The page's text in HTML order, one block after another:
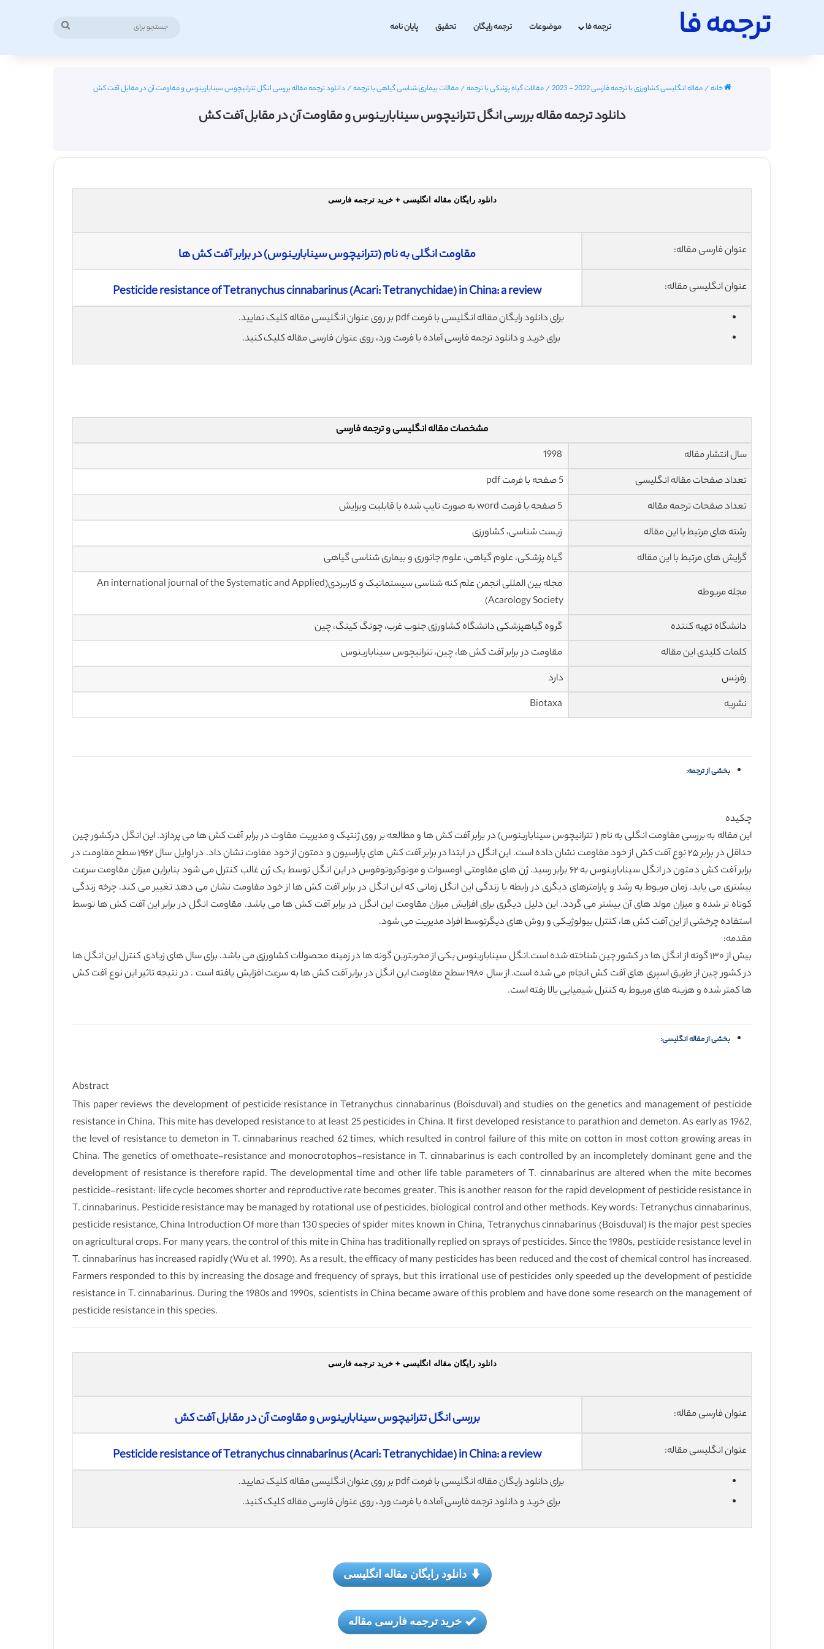
ترجمه فا ترجمه فا موضوعات ترجمه رایگان تحقیق پایان نامه
خانه/مقاله انگلیسی کشاورزی با ترجمه فارسی 2022 - 2023 /مقالات گیاه پزشکی با ترجمه/مقالات بیماری شناسی گیاهی با ترجمه/ دانلود ترجمه مقاله بررسی انگل تترانیچوس سینابارینوس و مقاومت آن در مقابل آفت کش
دانلود ترجمه مقاله بررسی انگل تترانیچوس سینابارینوس و مقاومت آن در مقابل آفت کش
دانلود رایگان مقاله انگلیسی + خرید ترجمه فارسی
عنوان فارسی مقاله: مقاومت انگلی به نام (تترانیچوس سینابارینوس) در برابر آفت کش ها
عنوان انگلیسی مقاله: Pesticide resistance of Tetranychus cinnabarinus (Acari: Tetranychidae) in China: a review
برای دانلود رایگان مقاله انگلیسی با فرمت pdf بر روی عنوان انگلیسی مقاله کلیک نمایید.
برای خرید و دانلود ترجمه فارسی آماده با فرمت ورد، روی عنوان فارسی مقاله کلیک کنید.
مشخصات مقاله انگلیسی و ترجمه فارسی
سال انتشار مقاله
تعداد صفحات مقاله انگلیسی
5 صفحه با فرمت pdf
تعداد صفحات ترجمه مقاله
رشته های مرتبط با این مقاله
زیست شناسی، کشاورزی
گرایش های مرتبط با این مقاله
گیاه پزشکی، علوم گیاهی، علوم جانوری و بیماری شناسی گیاهی
مجله مربوطه
مجله بین المللی انجمن علم کنه شناسی سیستماتیک و کاربردی(An international journal of the Systematic and Applied
Acarology Society)
دانشگاه تهیه کننده
گروه گیاهپزشکی دانشگاه کشاورزی جنوب غرب، چونگ کینگ، چین
کلمات کلیدی این مقاله
مقاومت در برابر آفت کش ها، چین، تترانیچوس سینابارینوس
رفرنس
دارد
نشریه
بخشی از ترجمه:
چکیده
این مقاله به بررسی مقاومت انگلی به نام ( تترانیچوس سینابارینوس) در برابر آفت کش ها و مطالعه بر روی ژنتیک و مدیریت مقاوت در برابر آفت کش ها می پردازد. این انگل درکشور چین
حداقل در برابر ٢۵ نوع آفت کش از خود مقاومت نشان داده است. این انگل در ابتدا در برابر آفت کش های پاراسیون و دمتون از خود مقاوت نشان داد. در اوایل سال ١٩۶٢ سطح مقاومت در
برابر آفت کش دمتون در انگل سینابارینوس به ۶٢ برابر رسید. ژن های مقاومتی اومسوات و مونوکروتوفوس در این انگل توسط یک ژن غالب کنترل می شود بنابراین میزان مقاومت سرعت
بیشتری می یابد. زمان مربوط به رشد و پارامترهای دیگری در رابطه با زندگی این انگل زمانی که این انگل در برابر آفت کش ها از خود مفاومت نشان می دهد تغییر می کند. چرخه زندگی
کوتاه تر شده و میزان مولد های آن بیشتر می گردد. این دلیل دیگری برای افزایش میزان مقاومت این انگل در برابر آفت کش ها می باشد. مقاومت انگل در برابر این آفت کش ها توسط
استفاده چرخشی از این آفت کش ها، کنترل بیولوژیکی و روش های دیگرتوسط افراد مدیریت می شود.
مقدمه:
بیش از ١٣٠ گونه از انگل ها در کشور چین شناخته شده است.انگل سینابارینوس یکی از مخربترین گونه ها در زمینه محصولات کشاورزی می باشد. برای سال های زیادی کنترل این انگل ها
در کشور چین از طریق اسپری های آفت کش انجام می شده است. از سال ١٩٨٠ سطح مقاومت این انگل در برابر آفت کش ها به سرعت افزایش یافته است . در نتیجه تاثیر این نوع آفت کش
ها کمتر شده و هزینه های مربوط به کنترل شیمیایی بالا رفته است.
بخشی از مقاله انگلیسی:
Abstract
This paper reviews the development of pesticide resistance in Tetranychus cinnabarinus (Boisduval) and studies on the genetics and management of pesticide
resistance in China. This mite has developed resistance to at least 25 pesticides in China. It first developed resistance to parathion and demeton. As early as 1962,
the level of resistance to demeton in T. cinnabarinus reached 62 times, which resulted in control failure of this mite on cotton in most cotton growing areas in
China. The genetics of omethoate-resistance and monocrotophos-resistance in T. cinnabarinus is each controlled by an incompletely dominant gene and the
development of resistance is therefore rapid. The developmental time and other life table parameters of T. cinnabarinus are altered when the mite becomes
pesticide-resistant: life cycle becomes shorter and reproductive rate becomes greater. This is another reason for the rapid development of pesticide resistance in
T. cinnabarinus. Pesticide resistance may be managed by rotational use of pesticides, biological control and other methods. Key words: Tetranychus cinnabarinus,
pesticide resistance, China Introduction Of more than 130 species of spider mites known in China, Tetranychus cinnabarinus (Boisduval) is the major pest species
on agricultural crops. For many years, the control of this mite in China has traditionally replied on sprays of pesticides. Since the 1980s, pesticide resistance level in
T. cinnabarinus has increased rapidly (Wu et al. 1990). As a result, the efficacy of many pesticides has been reduced and the cost of chemical control has increased.
Farmers responded to this by increasing the dosage and frequency of sprays, but this irrational use of pesticides only speeded up the development of pesticide
resistance in T. cinnabarinus. During the 1980s and 1990s, scientists in China became aware of this problem and have done some research on the management of
pesticide resistance in this species.
دانلود رایگان مقاله انگلیسی + خرید ترجمه فارسی
عنوان فارسی مقاله: بررسی انگل تترانیچوس سینابارینوس و مقاومت آن در مقابل آفت کش
عنوان انگلیسی مقاله: Pesticide resistance of Tetranychus cinnabarinus (Acari: Tetranychidae) in China: a review
برای دانلود رایگان مقاله انگلیسی با فرمت pdf بر روی عنوان انگلیسی مقاله کلیک نمایید.
برای خرید و دانلود ترجمه فارسی آماده با فرمت ورد، روی عنوان فارسی مقاله کلیک کنید.
دانلود رایگان مقاله انگلیسی
خرید ترجمه فارسی مقاله